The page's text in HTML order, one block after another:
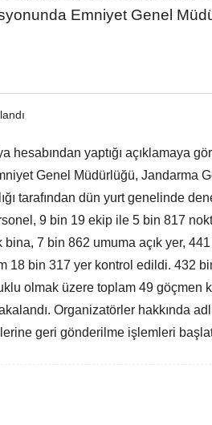
Emniyet Genel
hesabından yaptığı açıklamaya
Genel Müdürlüğü, Jandarma
tarafından dün yurt genelinde
9 bin 19 ekip ile 5 bin 817
7 bin 862 umuma açık yer,
18 bin 317 yer kontrol edildi. 432
olmak üzere toplam 49 göçmen
Organizatörler hakkında
geri gönderilme işlemleri